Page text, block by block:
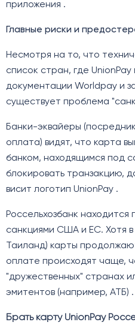
приложения .
Главные риски и
Несмотря на то, что
список стран, где
документации Worldpay и
существует проблема
Банки-эквайеры
оплата) видят, что карта
банком, находящимся под
блокировать транзакцию,
висит логотип UnionPay .
Россельхозбанк
санкциями США и ЕС. Хотя в
Таиланд) карты
оплате происходят чаще,
"дружественных" странах
эмитентов (например, АТБ) .
Брать карту UnionPay